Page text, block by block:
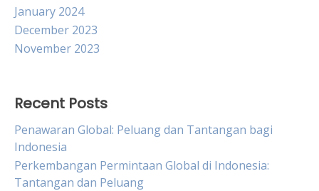
January 2024
December 2023
November 2023
Recent Posts
Penawaran Global: Peluang dan Tantangan bagi
Indonesia
Perkembangan Permintaan Global di Indonesia:
Tantangan dan Peluang